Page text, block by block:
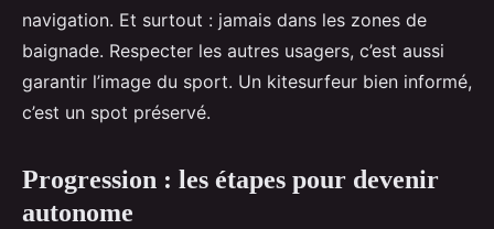
navigation. Et surtout : jamais dans les zones de
baignade. Respecter les autres usagers, c’est aussi
garantir l’image du sport. Un kitesurfeur bien informé,
c’est un spot préservé.
Progression : les étapes pour devenir
autonome